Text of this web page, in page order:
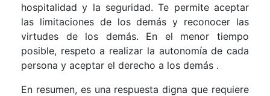
hospitalidad y la seguridad. Te permite aceptar
las limitaciones de los demás y reconocer las
virtudes de los demás. En el menor tiempo
posible, respeto a realizar la autonomía de cada
persona y aceptar el derecho a los demás .
En resumen, es una respuesta digna que requiere